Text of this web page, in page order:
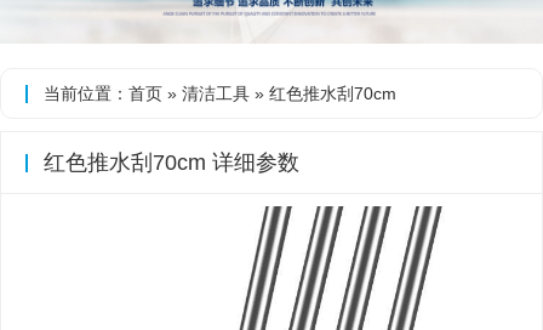
当前位置： 首页 » 清洁工具 » 红色推水刮70cm
红色推水刮70cm 详细参数